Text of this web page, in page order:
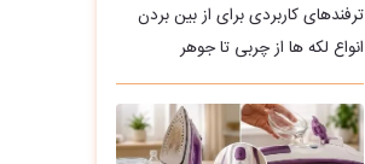
ترفندهای کاربردی برای از بین بردن
انواع لکه ها از چربی تا جوهر